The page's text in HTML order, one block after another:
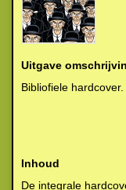
Uitgave
Bibliofiele
Inhoud
De integrale